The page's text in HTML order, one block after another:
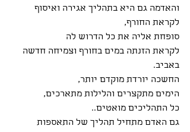
והאדמה גם היא בתהליך אגירה ואיסוף
לקראת החורף,
סופחת אליה את כל הדרוש לה
לקראת הזנתה במים בחורף וצמיחה חדשה
באביב.
החשכה יורדת מוקדם יותר,
הימים מתקצרים והלילות מתארכים,
כל התהליכים מואטים..
גם האדם מתחיל תהליך של התאספות